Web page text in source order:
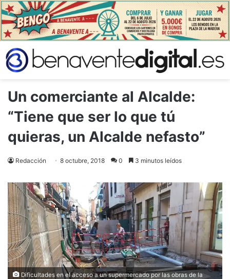
Un comerciante al Alcalde:
“Tiene que ser lo que tú
quieras, un Alcalde nefasto”
Redacción 8 octubre, 2018 0 3 minutos leídos
Dificultades en el acceso a un supermercado por las obras de la